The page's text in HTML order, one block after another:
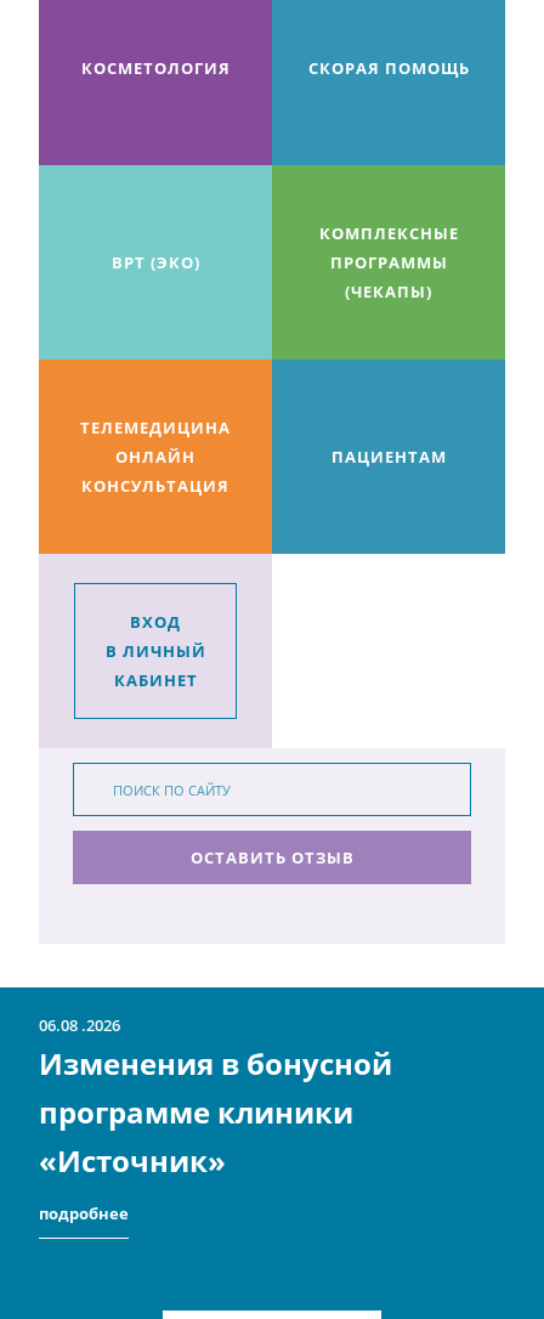
КОСМЕТОЛОГИЯ СКОРАЯ ПОМОЩЬ
ВРТ (ЭКО)
КОМПЛЕКСНЫЕ
ПРОГРАММЫ
(ЧЕКАПЫ)
ТЕЛЕМЕДИЦИНА
ОНЛАЙН
КОНСУЛЬТАЦИЯ
ПАЦИЕНТАМ
ВХОД
В ЛИЧНЫЙ
КАБИНЕТ
ОСТАВИТЬ ОТЗЫВ
06.08 2026
Изменения в бонусной
программе клиники
«Источник»
подробнее